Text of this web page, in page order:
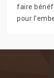
faire
pour